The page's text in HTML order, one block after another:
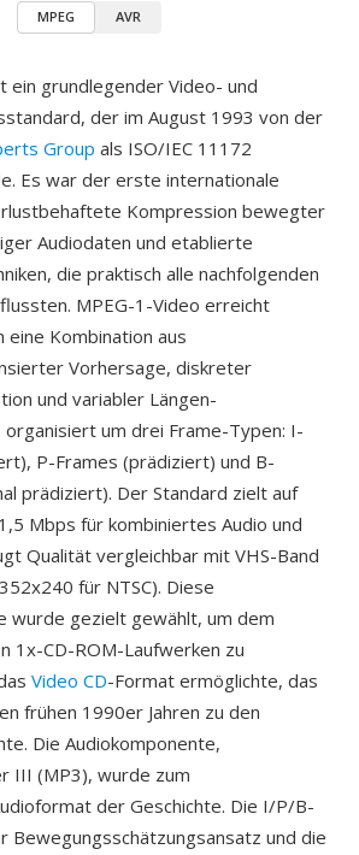
MPEG AVR
ein grundlegender Video- und
der im August 1993 von der
Group als ISO/IEC 11172
Es war der erste internationale
Kompression bewegter
Audiodaten und etablierte
die praktisch alle nachfolgenden
MPEG-1-Video erreicht
eine Kombination aus
Vorhersage, diskreter
und variabler Längen-
um drei Frame-Typen: I-
P-Frames (prädiziert) und B-
prädiziert). Der Standard zielt auf
Mbps für kombiniertes Audio und
Qualität vergleichbar mit VHS-Band
für NTSC). Diese
wurde gezielt gewählt, um dem
1x-CD-ROM-Laufwerken zu
Video CD-Format ermöglichte, das
frühen 1990er Jahren zu den
Die Audiokomponente,
III (MP3), wurde zum
der Geschichte. Die I/P/B-
Bewegungsschätzungsansatz und die